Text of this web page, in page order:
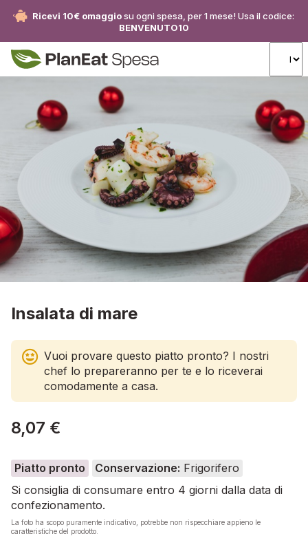
Ricevi 10€ omaggiosu ogni spesa, per 1 mese! Usa il codice:
BENVENUTO10
Insalata di mare
Vuoi provare questo piatto pronto? I nostri
chef lo prepareranno per te e lo riceverai
comodamente a casa.
8,07 €
Piatto pronto Conservazione: Frigorifero
Si consiglia di consumare entro 4 giorni dalla data di
confezionamento.
La foto ha scopo puramente indicativo, potrebbe non rispecchiare appieno le
caratteristiche del prodotto.